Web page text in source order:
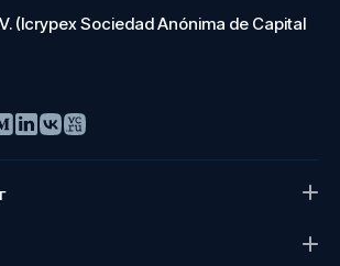
(Icrypex Sociedad Anónima de Capital